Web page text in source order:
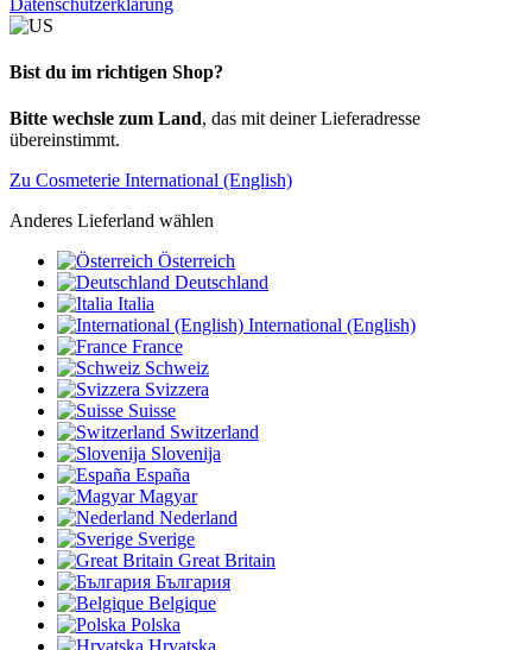
Bist du im richtigen Shop?
Bitte wechsle zum Land, das mit deiner Lieferadresse
übereinstimmt.
Zu Cosmeterie International (English)
Anderes Lieferland wählen
Österreich
Deutschland
Italia
International (English)
France
Schweiz
Svizzera
Suisse
Switzerland
Slovenija
España
Magyar
Nederland
Sverige
Great Britain
България
Belgique
Polska